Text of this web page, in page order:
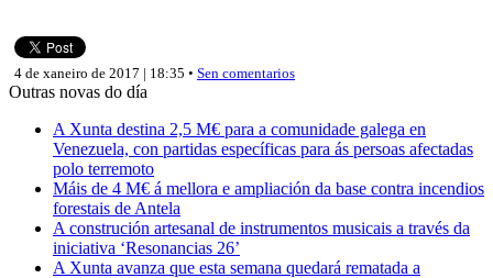
4 de xaneiro de 2017 | 18:35 • Sen comentarios
Outras novas do día
A Xunta destina 2,5 M€ para a comunidade galega en
Venezuela, con partidas específicas para ás persoas afectadas
polo terremoto
Máis de 4 M€ á mellora e ampliación da base contra incendios
forestais de Antela
A construción artesanal de instrumentos musicais a través da
iniciativa ‘Resonancias 26’
A Xunta avanza que esta semana quedará rematada a